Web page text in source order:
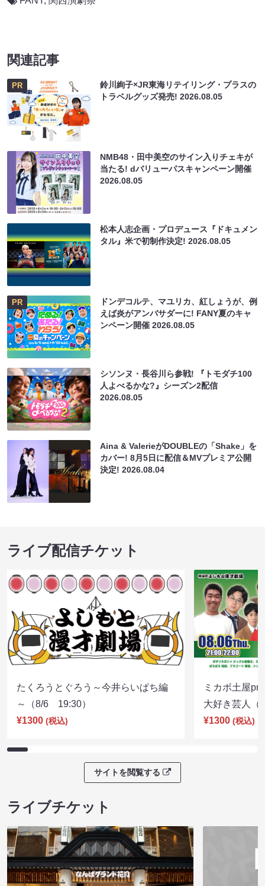
関連記事
PR
鈴川絢子×JR東海リテイリング・プラスの
トラベルグッズ発売!2026.08.05
NMB48・田中美空のサイン入りチェキが
当たる! dバリューパスキャンペーン開催
2026.08.05
松本人志企画・プロデュース『ドキュメン
タル』米で初制作決定!2026.08.05
PR
ドンデコルテ、マユリカ、紅しょうが、例
えば炎がアンバサダーに! FANY夏のキャ
ンペーン開催2026.08.05
シソンヌ・長谷川ら参戦! 『トモダチ100
人よべるかな?』シーズン2配信
2026.08.05
Aina & ValerieがDOUBLEの「Shake」を
カバー! 8月5日に配信＆MVプレミア公開
決定!2026.08.04
ライブ配信チケット
たくろうとぐろう～今井らいぱち編
～（8/6 19:30）
¥1300 (税込)
ミカボ土屋
大好き芸人
¥1300 (税込)
サイトを閲覧する
ライブチケット